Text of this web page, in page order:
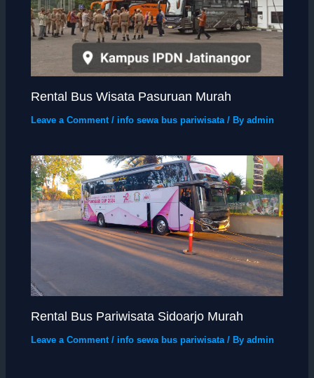
Rental Bus Wisata Pasuruan Murah
Leave a Comment / info sewa bus pariwisata/ Byadmin
Rental Bus Pariwisata Sidoarjo Murah
Leave a Comment / info sewa bus pariwisata / Byadmin